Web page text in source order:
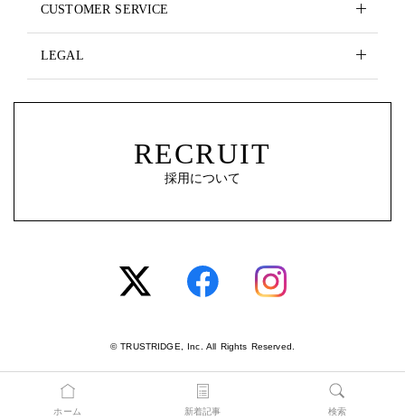
CUSTOMER SERVICE
LEGAL
RECRUIT
採用について
© TRUSTRIDGE, Inc. All Rights Reserved.
ホーム 新着記事 検索